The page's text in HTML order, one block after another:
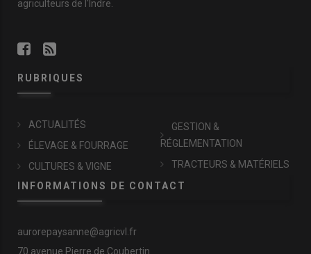
agriculteurs de l'Indre.
RUBRIQUES
ACTUALITÉS
ÉLEVAGE & FOURRAGE
CULTURES & VIGNE
GESTION &
RÉGLEMENTATION
TRACTEURS & MATÉRIELS
INFORMATIONS DE CONTACT
aurorepaysanne@agricvl.fr
70 avenue Pierre de Coubertin